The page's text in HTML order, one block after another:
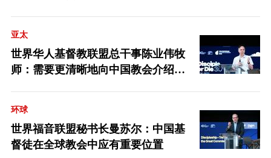
亚太
世界华人基督教联盟总干事陈业伟牧
师：需要更清晰地向中国教会介绍福
环球
世界福音联盟秘书长曼苏尔：中国基
督徒在全球教会中应有重要位置